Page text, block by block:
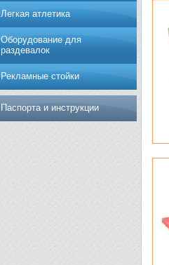
Легкая атлетика
Оборудование для
раздевалок
Рекламные стойки
Паспорта и инструкции